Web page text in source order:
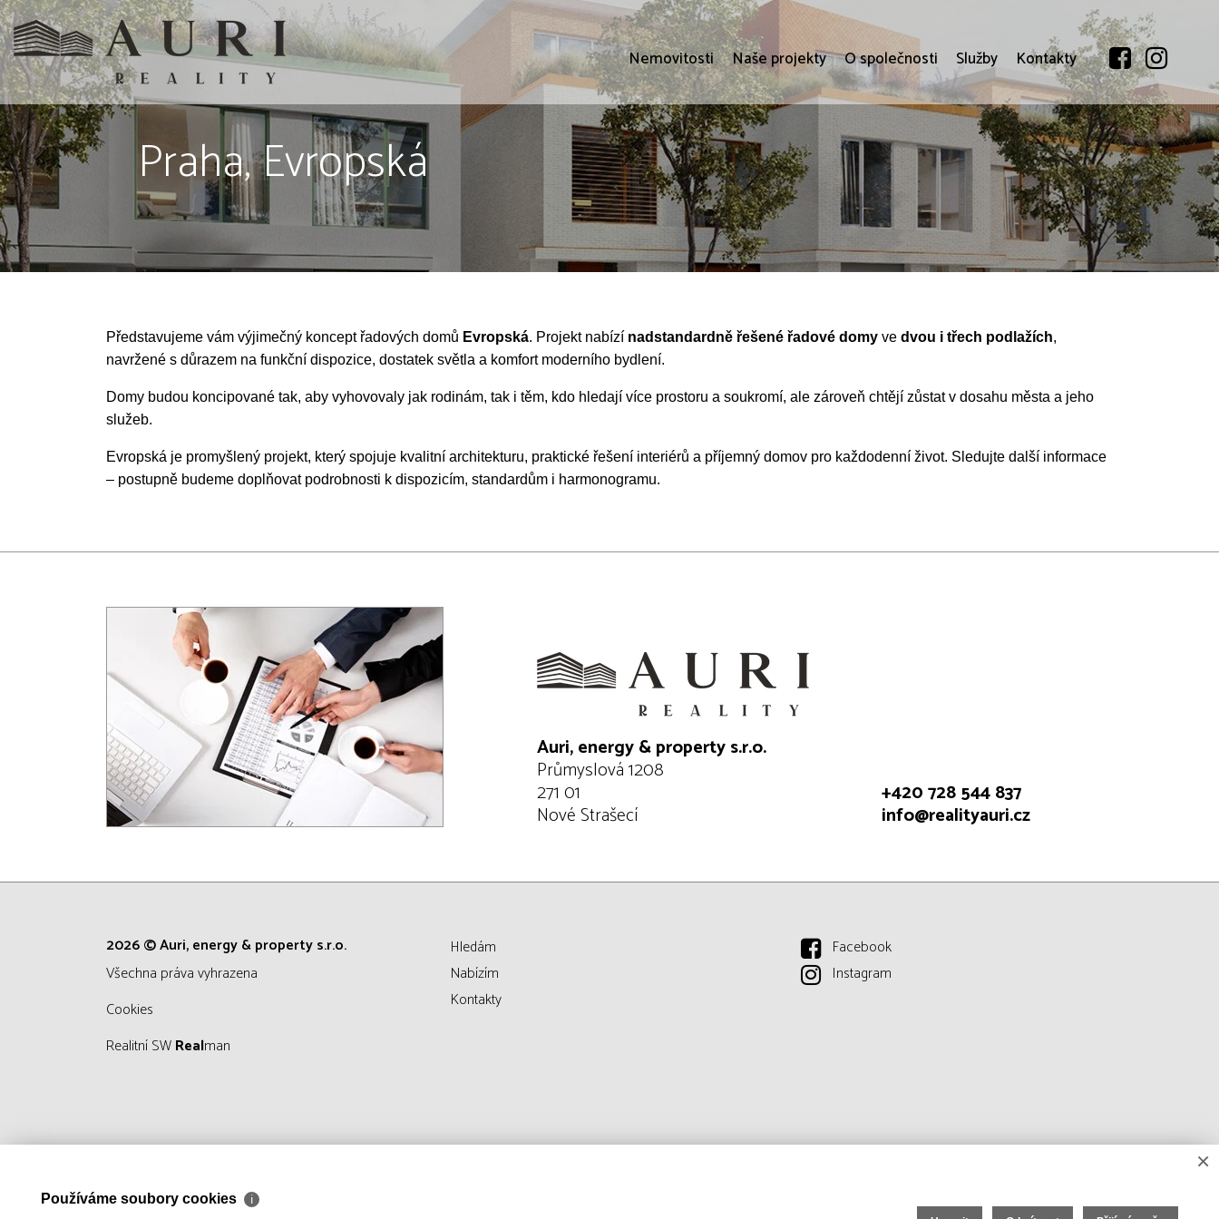
Nemovitosti Naše projekty O společnosti Služby Kontakty
Praha, Evropská
Představujeme vám výjimečný koncept řadových domů Evropská. Projekt nabízí nadstandardně řešené řadové domy ve dvou i třech podlažích,
navržené s důrazem na funkční dispozice, dostatek světla a komfort moderního bydlení.
Domy budou koncipované tak, aby vyhovovaly jak rodinám, tak i těm, kdo hledají více prostoru a soukromí, ale zároveň chtějí zůstat v dosahu města a jeho
služeb.
Evropská je promyšlený projekt, který spojuje kvalitní architekturu, praktické řešení interiérů a příjemný domov pro každodenní život. Sledujte další informace
– postupně budeme doplňovat podrobnosti k dispozicím, standardům i harmonogramu.
Auri, energy & property s.r.o.
Průmyslová 1208
271 01
Nové Strašecí
+420 728 544 837
info@realityauri.cz
2026 © Auri, energy & property s.r.o.
všechna práva vyhrazena
Cookies
Realitní SWRealman
Hledám
Nabízím
Kontakty
Facebook
Instagram
×
Používáme soubory cookies ℹ